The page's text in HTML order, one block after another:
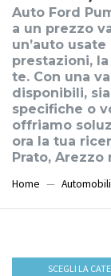
Auto Ford
a un prezzo
un’auto
prestazioni,
te. Con una
disponibili,
specifiche o
offriamo
ora la tua
Prato,
Home
SCEGLI LA